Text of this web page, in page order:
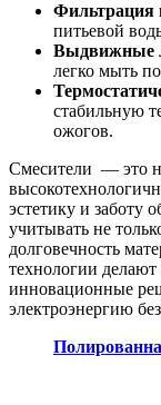
Фильтрация
питьевой
Выдвижные
легко мыть
стабильную
ожогов.
Смесители — это
эстетику и заботу
учитывать не
долговечность
технологии
инновационные
электроэнергию